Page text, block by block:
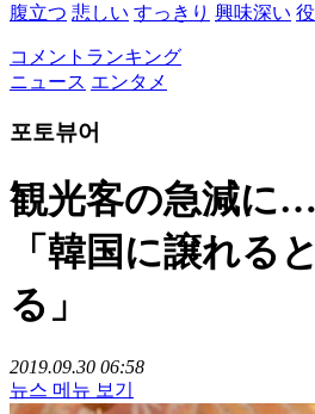
腹立つ 悲しい すっきり 興味深い
コメントランキング
ニュース エンタメ
포토뷰어
観光客の急減に
「韓国に譲れる
る」
2019.09.30 06:58
뉴스 메뉴 보기